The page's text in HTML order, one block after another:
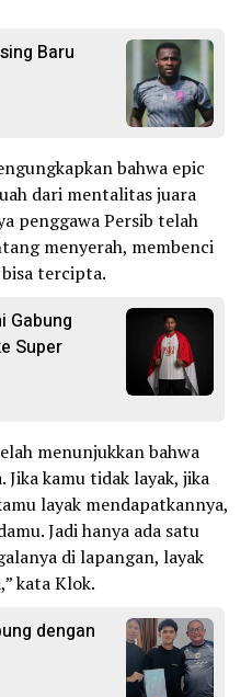
Baru
bahwa epic
dari mentalitas juara
penggawa Persib telah
menyerah, membenci
tercipta.
Gabung
Super
menunjukkan bahwa
kamu tidak layak, jika
layak mendapatkannya,
Jadi hanya ada satu
di lapangan, layak
kata Klok.
dengan